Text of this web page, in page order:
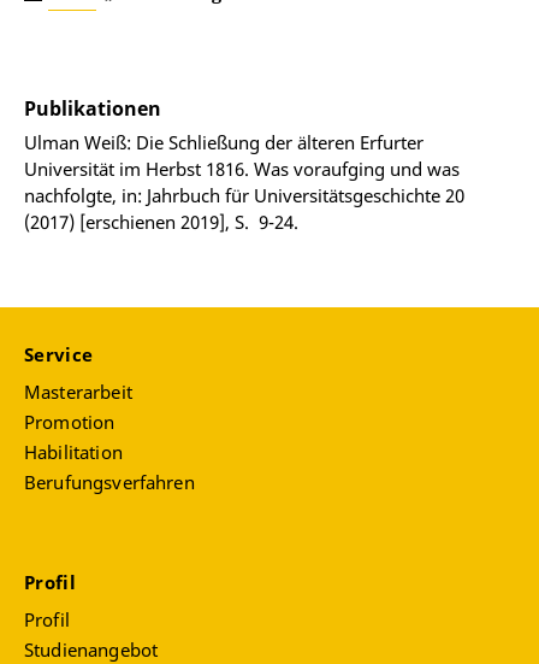
Publikationen
Ulman Weiß: Die Schließung der älteren Erfurter
Universität im Herbst 1816. Was voraufging und was
nachfolgte, in: Jahrbuch für Universitätsgeschichte 20
(2017) [erschienen 2019], S. 9-24.
Service
Masterarbeit
Promotion
Habilitation
Berufungsverfahren
Profil
Profil
Studienangebot